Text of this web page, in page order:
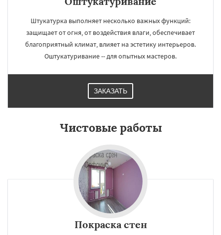
Штукатурка выполняет несколько важных функций:
защищает от огня, от воздействия влаги, обеспечивает
благоприятный климат, влияет на эстетику интерьеров.
Оштукатуривание -- для опытных мастеров.
ЗАКАЗАТЬ
Чистовые работы
Покраска стен